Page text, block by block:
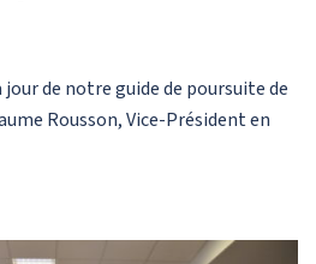
jour de notre guide de poursuite de
Rousson, Vice-Président en